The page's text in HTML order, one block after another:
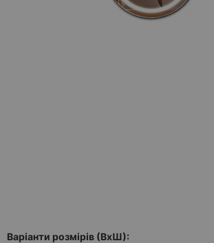
Варіанти розмірів (ВхШ):